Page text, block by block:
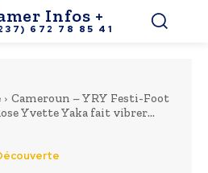
Infos +
672 78 85 41
Cameroun – YRY Festi-Foot
Yvette Yaka fait vibrer...